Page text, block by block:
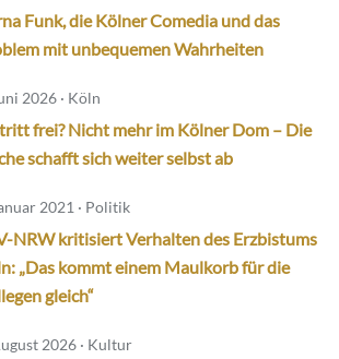
Funk, die Kölner Comedia und das
mit unbequemen Wahrheiten
2026 · Köln
frei? Nicht mehr im Kölner Dom – Die
schafft sich weiter selbst ab
2021 · Politik
NRW kritisiert Verhalten des Erzbistums
„Das kommt einem Maulkorb für die
gleich“
2026 · Kultur